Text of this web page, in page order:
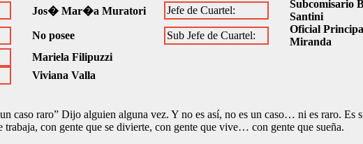
Jos� Mar�a Muratori Jefe de Cuartel:
Subcomisario
Santini
No posee Sub Jefe de Cuartel:
Oficial
Miranda
Mariela Filipuzzi
Viviana Valla
caso raro” Dijo alguien alguna vez. Y no es así, no es un caso… ni es raro. Es
trabaja, con gente que se divierte, con gente que vive… con gente que sueña.